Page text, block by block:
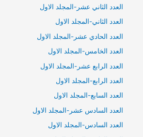
العدد الثاني عشر-المجلد الاول
العدد الثاني-المجلد الاول
العدد الحادي عشر-المجلد الاول
العدد الخامس-المجلد الاول
العدد الرابع عشر-المجلد الاول
العدد الرابع-المجلد الاول
العدد السابع-المجلد الاول
العدد السادس عشر-المجلد الاول
العدد السادس-المجلد الاول